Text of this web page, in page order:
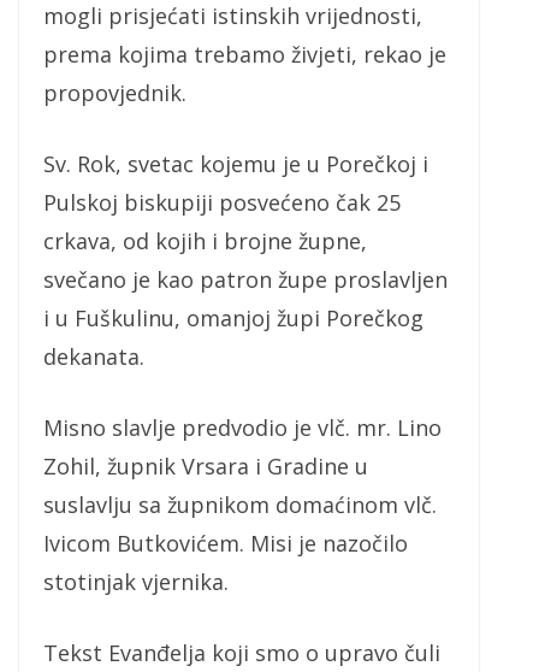
mogli prisjećati istinskih vrijednosti,
prema kojima trebamo živjeti, rekao je
propovjednik.
Sv. Rok, svetac kojemu je u Porečkoj i
Pulskoj biskupiji posvećeno čak 25
crkava, od kojih i brojne župne,
svečano je kao patron župe proslavljen
i u Fuškulinu, omanjoj župi Porečkog
dekanata.
Misno slavlje predvodio je vlč. mr. Lino
Zohil, župnik Vrsara i Gradine u
suslavlju sa župnikom domaćinom vlč.
Ivicom Butkovićem. Misi je nazočilo
stotinjak vjernika.
Tekst Evanđelja koji smo o upravo čuli